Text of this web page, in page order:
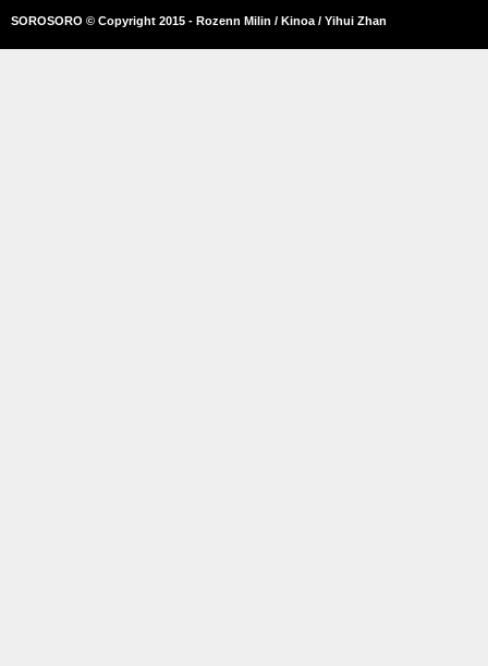
SOROSORO © Copyright 2015 - Rozenn Milin / Kinoa / Yihui Zhan